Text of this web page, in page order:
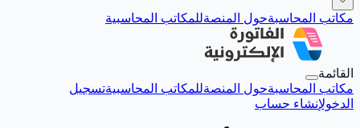
مكاتب المحاسبةحول المنصةللمكاتب المحاسبية
القائمة
مكاتب المحاسبةحول المنصةللمكاتب المحاسبيةتسجيل
الدخولإنشاء حساب